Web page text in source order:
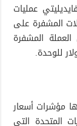
وفايديليتي عمليات
المشفرة على
المشفرة
مؤشرات أسعار
المتحدة التي